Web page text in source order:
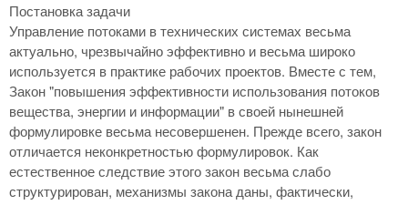
Постановка задачи
Управление потоками в технических системах весьма
актуально, чрезвычайно эффективно и весьма широко
используется в практике рабочих проектов. Вместе с тем,
Закон "повышения эффективности использования потоков
вещества, энергии и информации" в своей нынешней
формулировке весьма несовершенен. Прежде всего, закон
отличается неконкретностью формулировок. Как
естественное следствие этого закон весьма слабо
структурирован, механизмы закона даны, фактически,